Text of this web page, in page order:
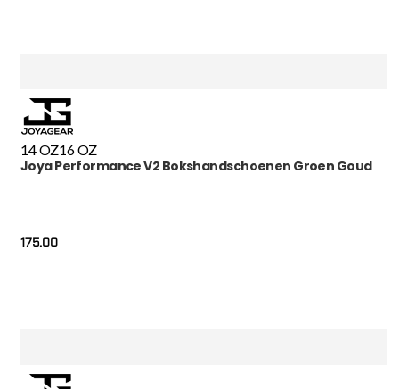
14 OZ16 OZ
Joya Performance V2 Bokshandschoenen Groen Goud
175.00